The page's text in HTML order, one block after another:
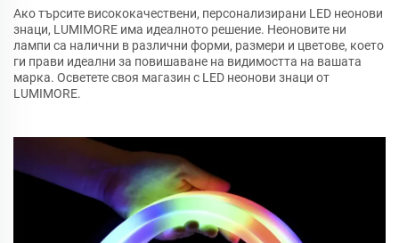
Ако търсите висококачествени, персонализирани LED неонови
знаци, LUMIMORE има идеалното решение. Неоновите ни
лампи са налични в различни форми, размери и цветове, което
ги прави идеални за повишаване на видимостта на вашата
марка. Осветете своя магазин с LED неонови знаци от
LUMIMORE.